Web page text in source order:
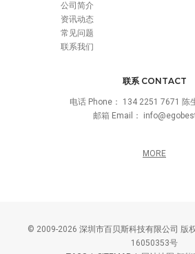
公司简介
资讯动态
常见问题
联系我们
联系 CONTACT
电话 Phone： 134 2251 7671 陈
邮箱 Email：
MORE
© 2009-2026 深圳市百贝斯科技有限公司 版
16050353号